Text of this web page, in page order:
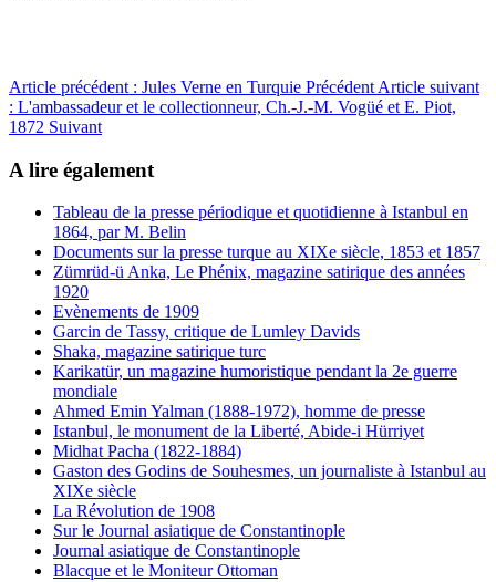
Article précédent : Jules Verne en Turquie Précédent Article suivant
: L'ambassadeur et le collectionneur, Ch.-J.-M. Vogüé et E. Piot,
1872 Suivant
A lire également
Tableau de la presse périodique et quotidienne à Istanbul en
1864, par M. Belin
Documents sur la presse turque au XIXe siècle, 1853 et 1857
Zümrüd-ü Anka, Le Phénix, magazine satirique des années
1920
Evènements de 1909
Garcin de Tassy, critique de Lumley Davids
Shaka, magazine satirique turc
Karikatür, un magazine humoristique pendant la 2e guerre
mondiale
Ahmed Emin Yalman (1888-1972), homme de presse
Istanbul, le monument de la Liberté, Abide-i Hürriyet
Midhat Pacha (1822-1884)
Gaston des Godins de Souhesmes, un journaliste à Istanbul au
XIXe siècle
La Révolution de 1908
Sur le Journal asiatique de Constantinople
Journal asiatique de Constantinople
Blacque et le Moniteur Ottoman